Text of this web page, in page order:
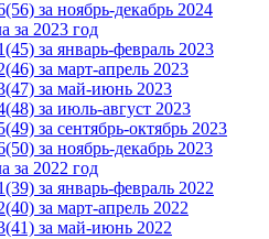
за ноябрь-декабрь 2024
за 2023 год
за январь-февраль 2023
за март-апрель 2023
за май-июнь 2023
за июль-август 2023
за сентябрь-октябрь 2023
за ноябрь-декабрь 2023
за 2022 год
за январь-февраль 2022
за март-апрель 2022
за май-июнь 2022